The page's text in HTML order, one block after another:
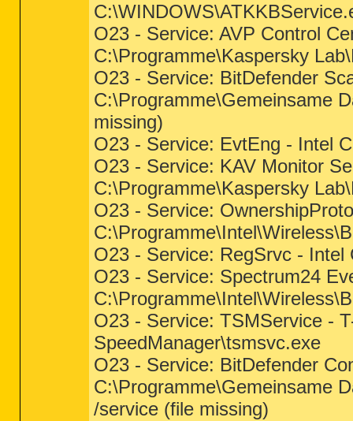
O23 - Service: AVP Control
C:\Programme\Kaspersky
O23 - Service: BitDefender
C:\Programme\Gemeinsame
missing)
O23 - Service: EvtEng - Intel
O23 - Service: KAV Monitor
C:\Programme\Kaspersky
O23 - Service:
O23 - Service: RegSrvc -
O23 - Service: Spectrum24
O23 - Service: TSMService -
SpeedManager\tsmsvc.exe
O23 - Service: BitDefender
C:\Programme\Gemeinsame
/service (file missing)